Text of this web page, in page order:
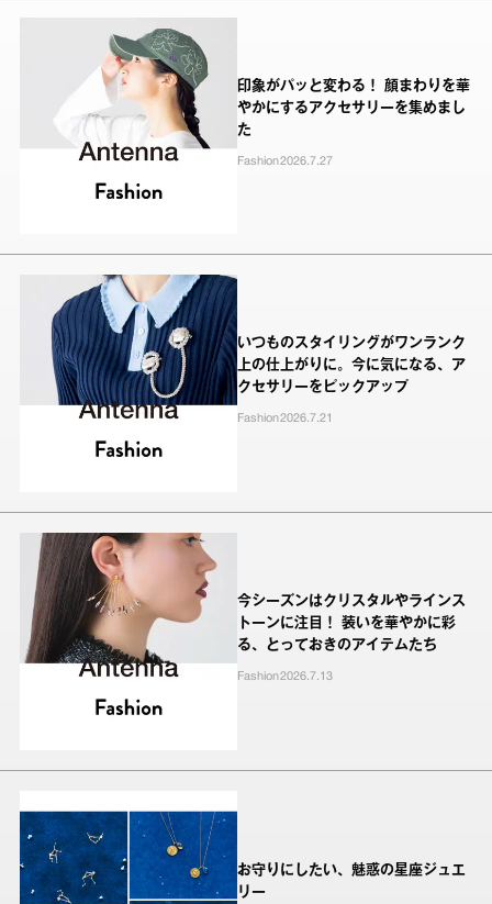
印象がパッと変わる！ 顔まわりを華
やかにするアクセサリーを集めまし
た
Fashion2026.7.27
いつものスタイリングがワンランク
上の仕上がりに。今に気になる、ア
クセサリーをピックアップ
Fashion2026.7.21
今シーズンはクリスタルやラインス
トーンに注目！ 装いを華やかに彩
る、とっておきのアイテムたち
Fashion2026.7.13
お守りにしたい、魅惑の星座ジュエ
リー